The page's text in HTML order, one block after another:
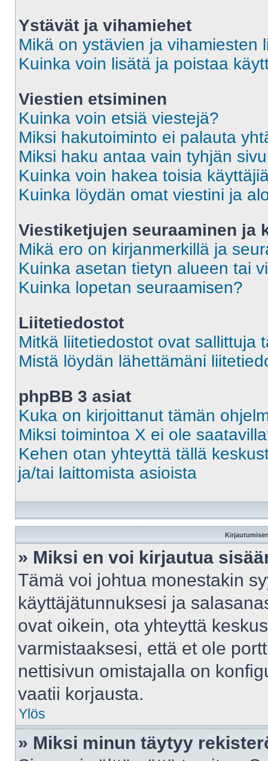
Ystävät ja vihamiehet
Mikä on ystävien ja vihamiesten
Kuinka voin lisätä ja poistaa
Viestien etsiminen
Kuinka voin etsiä viestejä?
Miksi hakutoiminto ei palauta
Miksi haku antaa vain tyhjän
Kuinka voin hakea toisia
Kuinka löydän omat viestini ja
Viestiketjujen seuraaminen ja
Mikä ero on kirjanmerkillä ja
Kuinka asetan tietyn alueen tai
Kuinka lopetan seuraamisen?
Liitetiedostot
Mitkä liitetiedostot ovat sallittuja
Mistä löydän lähettämäni
phpBB 3 asiat
Kuka on kirjoittanut tämän
Miksi toimintoa X ei ole
Kehen otan yhteyttä tällä
ja/tai laittomista asioista
» Miksi en voi kirjautua
Tämä voi johtua monestakin
käyttäjätunnuksesi ja
ovat oikein, ota yhteyttä
varmistaaksesi, että et ole
nettisivun omistajalla on
vaatii korjausta.
Ylös
» Miksi minun täytyy